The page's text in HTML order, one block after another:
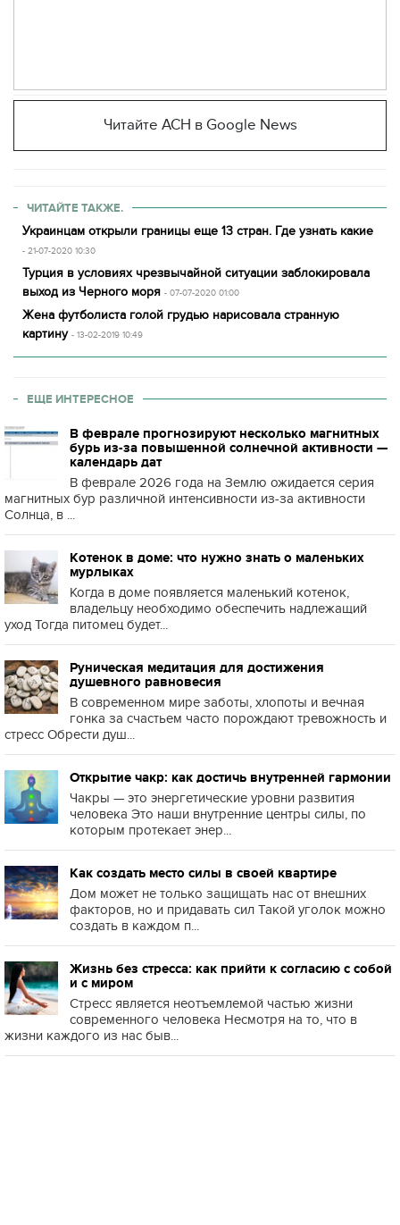
Читайте АСН в Google News
ЧИТАЙТЕ ТАКЖЕ.
Украинцам открыли границы еще 13 стран. Где узнать какие
- 21-07-2020 10:30
Турция в условиях чрезвычайной ситуации заблокировала
выход из Черного моря - 07-07-2020 01:00
Жена футболиста голой грудью нарисовала странную
картину - 13-02-2019 10:49
ЕЩЕ ИНТЕРЕСНОЕ
В феврале прогнозируют несколько магнитных
бурь из-за повышенной солнечной активности —
календарь дат
В феврале 2026 года на Землю ожидается серия
магнитных бур различной интенсивности из-за активности
Солнца, в ...
Котенок в доме: что нужно знать о маленьких
мурлыках
Когда в доме появляется маленький котенок,
владельцу необходимо обеспечить надлежащий
уход Тогда питомец будет...
Руническая медитация для достижения
душевного равновесия
В современном мире заботы, хлопоты и вечная
гонка за счастьем часто порождают тревожность и
стресс Обрести душ...
Открытие чакр: как достичь внутренней гармонии
Чакры — это энергетические уровни развития
человека Это наши внутренние центры силы, по
которым протекает энер...
Как создать место силы в своей квартире
Дом может не только защищать нас от внешних
факторов, но и придавать сил Такой уголок можно
создать в каждом п...
Жизнь без стресса: как прийти к согласию с собой
и с миром
Стресс является неотъемлемой частью жизни
современного человека Несмотря на то, что в
жизни каждого из нас быв...